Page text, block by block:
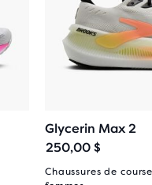
Glycerin Max 2
250,00 $
Chaussures de